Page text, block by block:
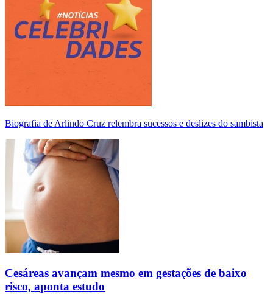
Biografia de Arlindo Cruz relembra sucessos e deslizes do sambista
Cesáreas avançam mesmo em gestações de baixo
risco, aponta estudo